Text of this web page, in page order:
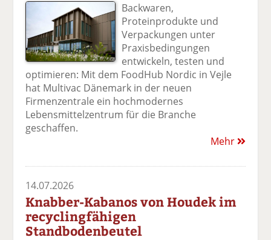
Backwaren,
Proteinprodukte und
Verpackungen unter
Praxisbedingungen
entwickeln, testen und
optimieren: Mit dem FoodHub Nordic in Vejle
hat Multivac Dänemark in der neuen
Firmenzentrale ein hochmodernes
Lebensmittelzentrum für die Branche
geschaffen.
Mehr
14.07.2026
Knabber-Kabanos von Houdek im
recyclingfähigen
Standbodenbeutel